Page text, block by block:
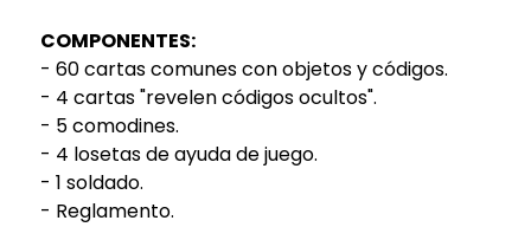
COMPONENTES:
- 60 cartas comunes con objetos y códigos.
- 4 cartas "revelen códigos ocultos".
- 5 comodines.
- 4 losetas de ayuda de juego.
- 1 soldado.
- Reglamento.